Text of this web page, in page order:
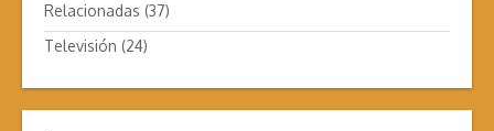
Relacionadas (37)
Televisión (24)